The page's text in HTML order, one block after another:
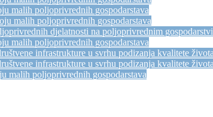
malih poljoprivrednih gospodarstava
malih poljoprivrednih gospodarstava
djelatnosti na poljoprivrednim
malih poljoprivrednih gospodarstava
infrastrukture u svrhu podizanja kvalitete
infrastrukture u svrhu podizanja kvalitete
malih poljoprivrednih gospodarstava